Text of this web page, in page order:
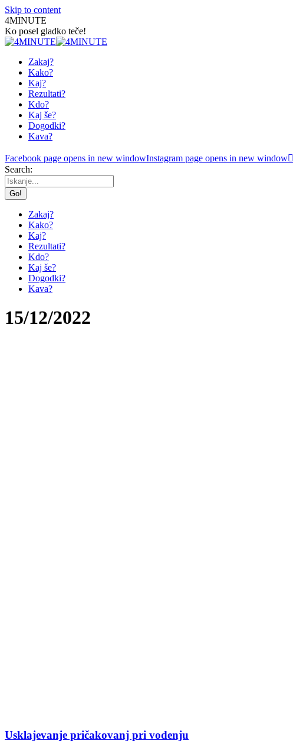
Skip to content
4MINUTE
Ko posel gladko teče!
Zakaj?
Kako?
Kaj?
Rezultati?
Kdo?
Kaj še?
Dogodki?
Kava?
Facebook page opens in new windowInstagram page opens in new window
Search:
Zakaj?
Kako?
Kaj?
Rezultati?
Kdo?
Kaj še?
Dogodki?
Kava?
15/12/2022
Usklajevanje pričakovanj pri vodenju